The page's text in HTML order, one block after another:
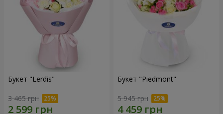
Букет "Lerdis"
3 465 грн
Букет "Piedmont"
5 945 грн